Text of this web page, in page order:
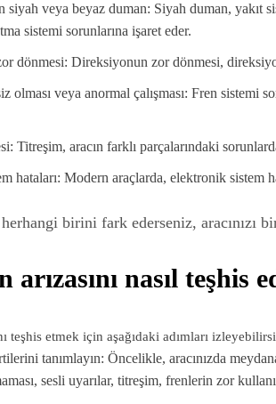
siyah veya beyaz duman: Siyah duman, yakıt
sistemi sorunlarına işaret eder.
dönmesi: Direksiyonun zor dönmesi,
olması veya anormal çalışması: Fren sistemi
Titreşim, aracın farklı parçalarındaki
hataları: Modern araçlarda, elektronik sistem
birini fark ederseniz, aracınızı
arızasını nasıl teşhis
teşhis etmek için aşağıdaki adımları
tanımlayın: Öncelikle, aracınızda
sesli uyarılar, titreşim, frenlerin zor